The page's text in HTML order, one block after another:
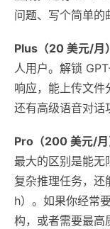
问题、写个简单的
Plus（20 美元/月）
人用户。解锁
响应，能上传文件
还有高级语音对话
Pro（200 美元/月
最大的区别是能
复杂推理任务，
h）。如果你经常
构，或者需要最高